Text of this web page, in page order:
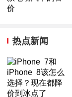
热点新闻